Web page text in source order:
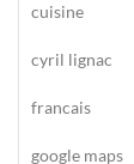
cuisine
cyril lignac
francais
google maps